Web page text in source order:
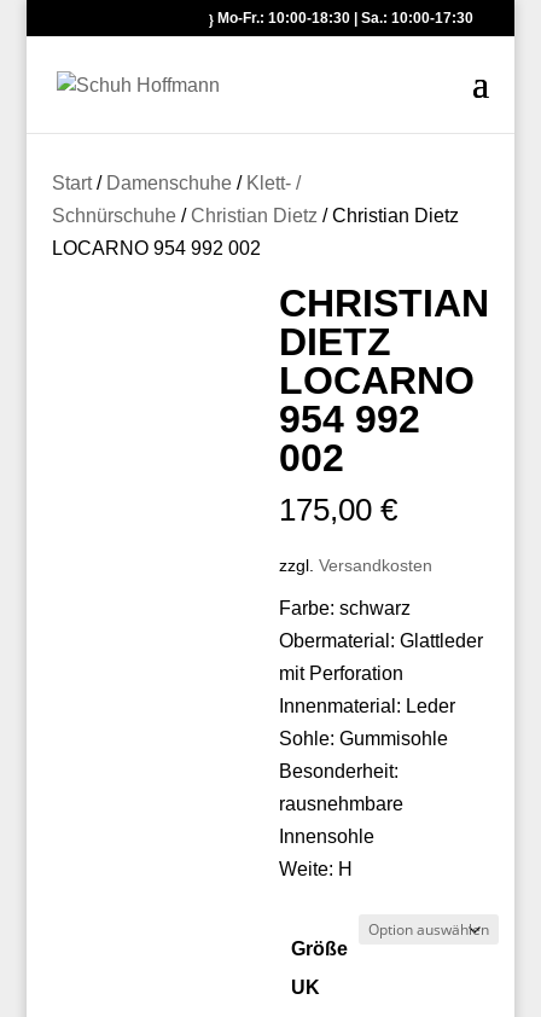
Mo-Fr.: 10:00-18:30 | Sa.: 10:00-17:30
Start/ Damenschuhe/ Klett- /
Schnürschuhe/Christian Dietz / Christian Dietz
LOCARNO 954 992 002
CHRISTIAN
DIETZ
LOCARNO
954 992
002
175,00€
zzgl.Versandkosten
Farbe: schwarz
Obermaterial: Glattleder
mit Perforation
Innenmaterial: Leder
Sohle: Gummisohle
Besonderheit:
rausnehmbare
Innensohle
Weite: H
Größe
UK